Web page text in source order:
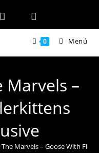
0 Menú
Marvels –
Marvels – Goose With